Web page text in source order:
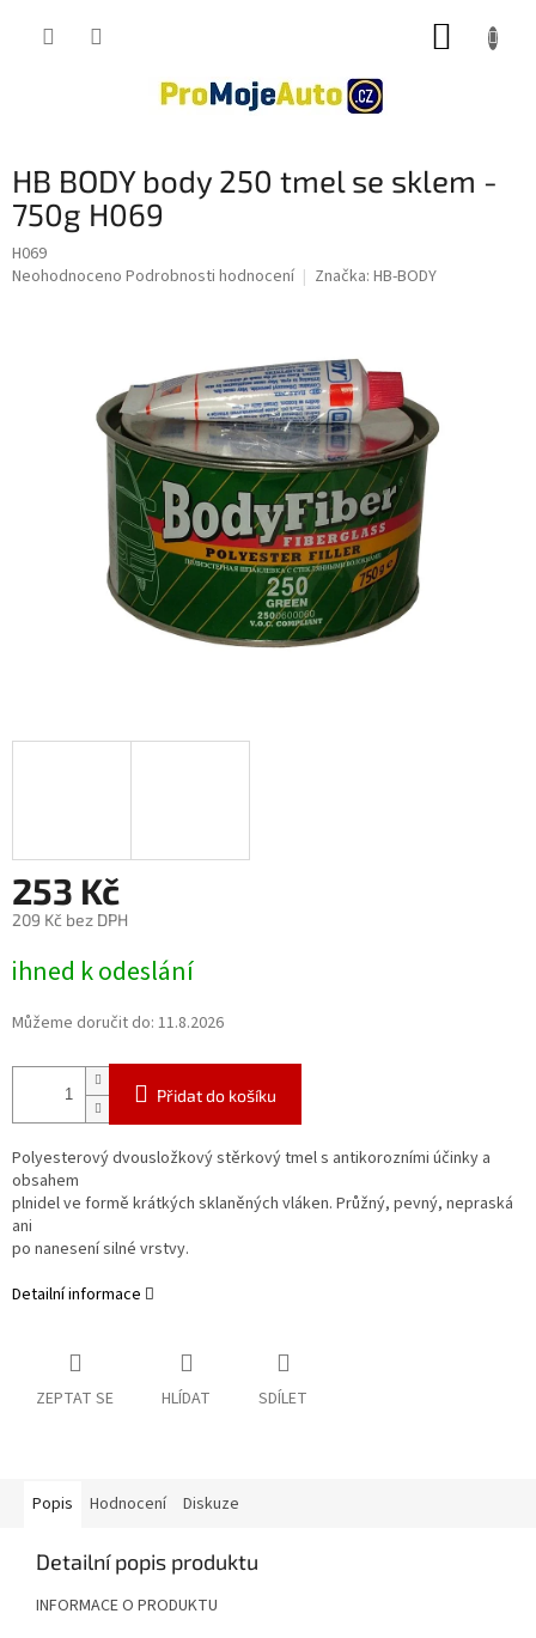
HB BODY body 250 tmel se sklem -
750g H069
H069
Průměrné
Neohodnoceno Podrobnosti hodnocení Značka: HB-BODY
253 Kč
209 Kč bez DPH
cena:
ihned k odeslání
Můžeme doručit do: 11.8.2026
Přidat do košíku
Polyesterový dvousložkový stěrkový tmel s antikorozními účinky a
obsahem
plnidel ve formě krátkých sklaněných vláken. Průžný, pevný, nepraská
ani
po nanesení silné vrstvy.
Detailní informace
ZEPTAT SE HLÍDAT SDÍLET
Popis Hodnocení Diskuze
Detailní popis produktu
INFORMACE O PRODUKTU